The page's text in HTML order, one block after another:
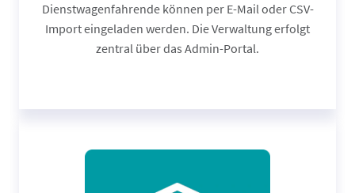
Dienstwagenfahrende können per E-Mail oder CSV-
Import eingeladen werden. Die Verwaltung erfolgt
zentral über das Admin-Portal.